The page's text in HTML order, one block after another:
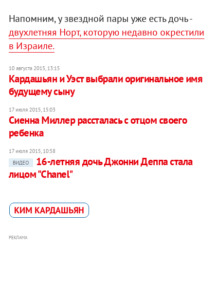
Напомним, у звездной пары уже есть дочь -
двухлетняя Норт, которую недавно окрестили
в Израиле.
10 августа 2015, 13:15
Кардашьян и Уэст выбрали оригинальное имя
будущему сыну
17 июля 2015, 15:03
Сиенна Миллер рассталась с отцом своего
ребенка
17 июля 2015, 10:58
ВИДЕО
16-летняя дочь Джонни Деппа стала
лицом "Chanel"
КИМ КАРДАШЬЯН
РЕКЛАМА